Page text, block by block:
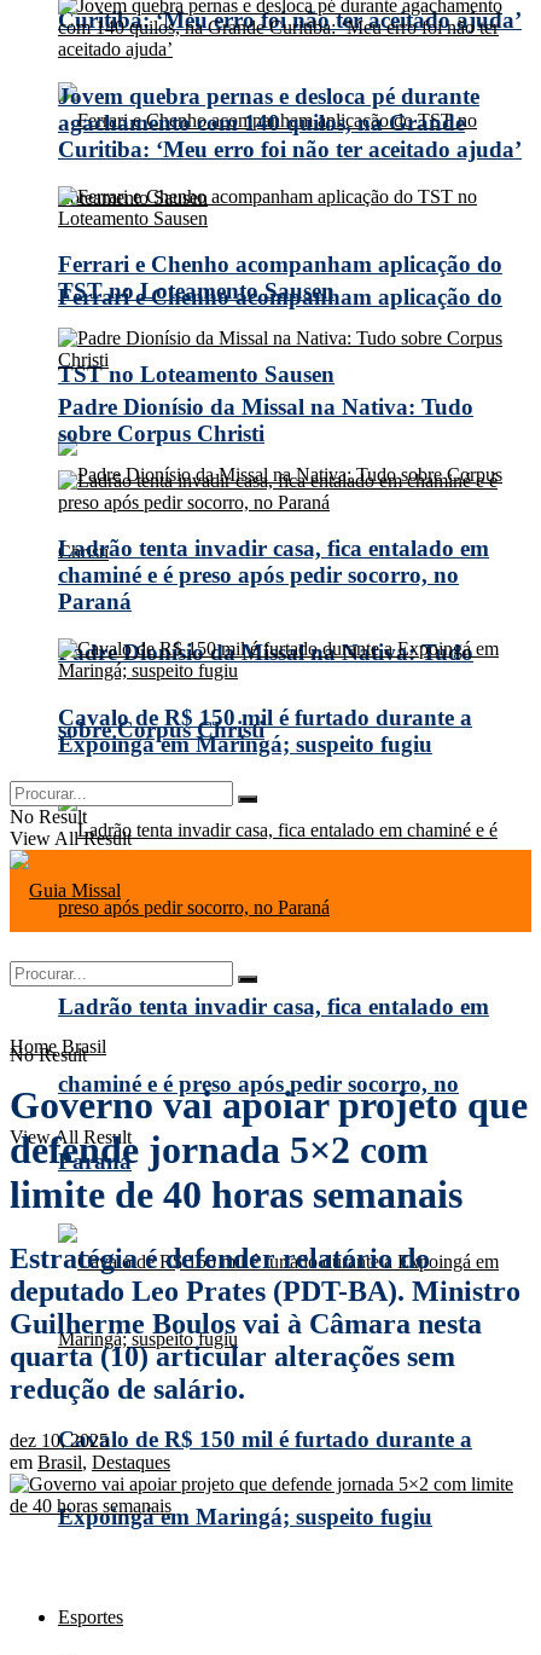
Curitiba: ‘Meu erro foi não ter aceitado ajuda’
Ferrari e Chenho acompanham aplicação do
TST no Loteamento Sausen
Padre Dionísio da Missal na Nativa: Tudo
sobre Corpus Christi
Ladrão tenta invadir casa, fica entalado em
chaminé e é preso após pedir socorro, no
Paraná
Cavalo de R$ 150 mil é furtado durante a
Expoingá em Maringá; suspeito fugiu
Esportes
Jovem quebra pernas e desloca pé durante
agachamento com 140 quilos, na Grande
Curitiba: ‘Meu erro foi não ter aceitado ajuda’
Ferrari e Chenho acompanham aplicação do
TST no Loteamento Sausen
Padre Dionísio da Missal na Nativa: Tudo
sobre Corpus Christi
Ladrão tenta invadir casa, fica entalado em
chaminé e é preso após pedir socorro, no
Paraná
Cavalo de R$ 150 mil é furtado durante a
Expoingá em Maringá; suspeito fugiu
No Result
View All Result
No Result
View All Result
Home Brasil
Governo vai apoiar projeto que
defende jornada 5×2 com
limite de 40 horas semanais
Estratégia é defender relatório do
deputado Leo Prates (PDT-BA). Ministro
Guilherme Boulos vai à Câmara nesta
quarta (10) articular alterações sem
redução de salário.
dez 10, 2025
em Brasil, Destaques